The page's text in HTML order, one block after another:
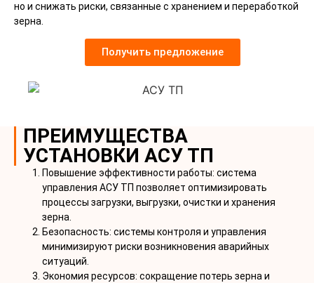
но и снижать риски, связанные с хранением и переработкой
зерна.
Получить предложение
ПРЕИМУЩЕСТВА
УСТАНОВКИ АСУ ТП
Повышение эффективности работы: система
управления АСУ ТП позволяет оптимизировать
процессы загрузки, выгрузки, очистки и хранения
зерна.
Безопасность: системы контроля и управления
минимизируют риски возникновения аварийных
ситуаций.
Экономия ресурсов: сокращение потерь зерна и